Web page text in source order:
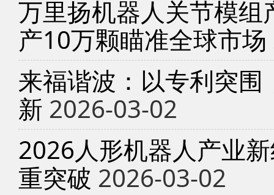
万里扬机器人关节模
产10万颗瞄准全球市场
来福谐波：以专利突
新 2026-03-02
2026人形机器人产业
重突破 2026-03-02